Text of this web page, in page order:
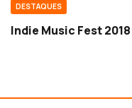
DESTAQUES
Indie Music Fest